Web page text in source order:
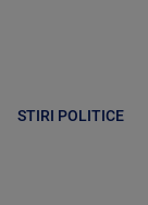
STIRI POLITICE